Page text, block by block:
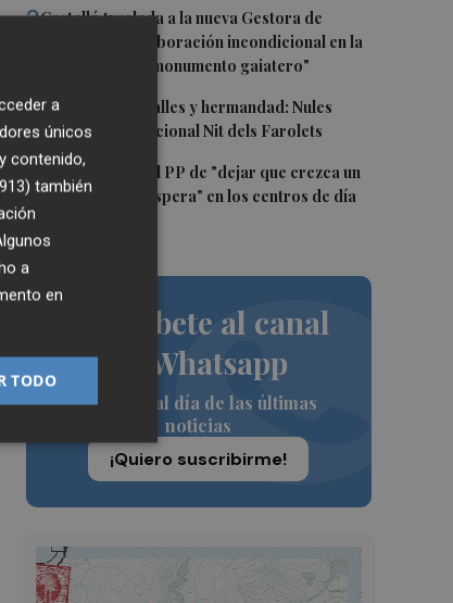
3Castelló traslada a la nueva Gestora de
Gaiates su "colaboración incondicional en la
promoción del monumento gaiatero"
4Talleres, pasacalles y hermandad: Nules
celebra su tradicional Nit dels Farolets
5El PSPV acusa al PP de "dejar que crezca un
31 % la lista de espera" en los centros de día
Suscríbete al canal
de Whatsapp
Siempre al día de las últimas
noticias
¡Quiero suscribirme!
a
únicos
contenido,
también
a
en
TODO